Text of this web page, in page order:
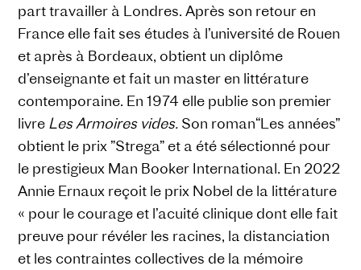
part travailler à Londres. Après son retour en
France elle fait ses études à l’université de Rouen
et après à Bordeaux, obtient un diplôme
d’enseignante et fait un master en littérature
contemporaine. En 1974 elle publie son premier
livre Les Armoires vides. Son roman“Les années”
obtient le prix ”Strega” et a été sélectionné pour
le prestigieux Man Booker International. En 2022
Annie Ernaux reçoit le prix Nobel de la littérature
« pour le courage et l’acuité clinique dont elle fait
preuve pour révéler les racines, la distanciation
et les contraintes collectives de la mémoire